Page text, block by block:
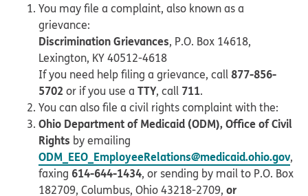
You may file a complaint, also known as a
grievance:
Discrimination Grievances, P.O. Box 14618,
Lexington, KY 40512-4618
If you need help filing a grievance, call877-856-
5702 or if you use a TTY, call 711.
You can also file a civil rights complaint with the:
Ohio Department of Medicaid (ODM), Office of Civil
Rights by emailing
ODM_EEO_EmployeeRelations@medicaid.ohio.gov,
faxing 614-644-1434, or sending by mail to P.O. Box
182709, Columbus, Ohio 43218-2709, or